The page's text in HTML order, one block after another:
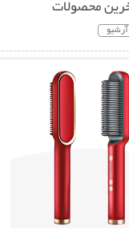
محصولات
آرشیو